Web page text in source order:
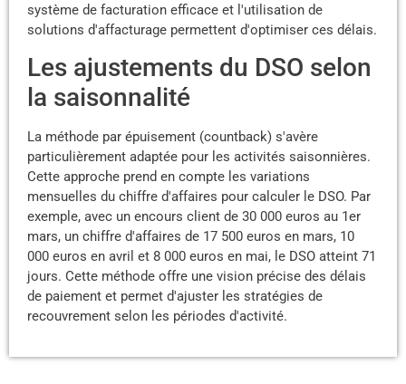
système de facturation efficace et l'utilisation de
solutions d'affacturage permettent d'optimiser ces délais.
Les ajustements du DSO selon
la saisonnalité
La méthode par épuisement (countback) s'avère
particulièrement adaptée pour les activités saisonnières.
Cette approche prend en compte les variations
mensuelles du chiffre d'affaires pour calculer le DSO. Par
exemple, avec un encours client de 30 000 euros au 1er
mars, un chiffre d'affaires de 17 500 euros en mars, 10
000 euros en avril et 8 000 euros en mai, le DSO atteint 71
jours. Cette méthode offre une vision précise des délais
de paiement et permet d'ajuster les stratégies de
recouvrement selon les périodes d'activité.